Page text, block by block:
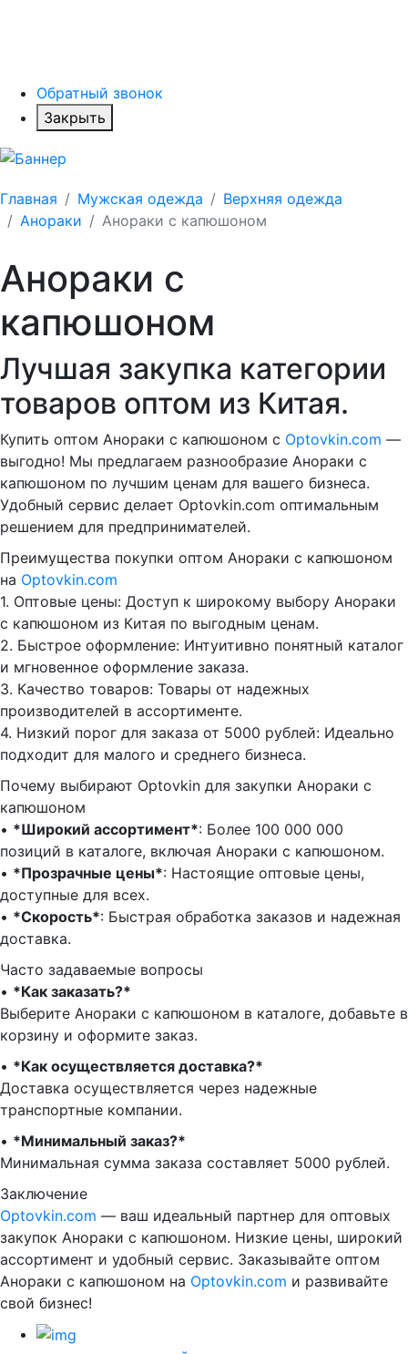
Обратный звонок
Закрыть
Главная Мужская одежда
Верхняя одежда
Анораки
Анораки с капюшоном
Анораки с
капюшоном
Лучшая закупка категории
товаров оптом из Китая.
Купить оптом Анораки с капюшоном с Optovkin.com —
выгодно! Мы предлагаем разнообразие Анораки с
капюшоном по лучшим ценам для вашего бизнеса.
Удобный сервис делает Optovkin.com оптимальным
решением для предпринимателей.
Преимущества покупки оптом Анораки с капюшоном
на Optovkin.com
1.⁠ ⁠Оптовые цены: Доступ к широкому выбору Анораки
с капюшоном из Китая по выгодным ценам.
2.⁠ ⁠Быстрое оформление: Интуитивно понятный каталог
и мгновенное оформление заказа.
3.⁠ ⁠Качество товаров: Товары от надежных
производителей в ассортименте.
4.⁠ ⁠Низкий порог для заказа от 5000 рублей: Идеально
подходит для малого и среднего бизнеса.
Почему выбирают Optovkin для закупки Анораки с
капюшоном
•⁠ ⁠ *Широкий ассортимент*: Более 100 000 000
позиций в каталоге, включая Анораки с капюшоном.
•⁠ ⁠ *Прозрачные цены*: Настоящие оптовые цены,
доступные для всех.
•⁠ ⁠ *Скорость*: Быстрая обработка заказов и надежная
доставка.
Часто задаваемые вопросы
•⁠ ⁠*Как заказать?*
Выберите Анораки с капюшоном в каталоге, добавьте в
корзину и оформите заказ.
•⁠ ⁠ *Как осуществляется доставка?*
Доставка осуществляется через надежные
транспортные компании.
•⁠ ⁠ *Минимальный заказ?*
Минимальная сумма заказа составляет 5000 рублей.
Заключение
Optovkin.com — ваш идеальный партнер для оптовых
закупок Анораки с капюшоном. Низкие цены, широкий
ассортимент и удобный сервис. Заказывайте оптом
Анораки с капюшоном на Optovkin.com и развивайте
свой бизнес!